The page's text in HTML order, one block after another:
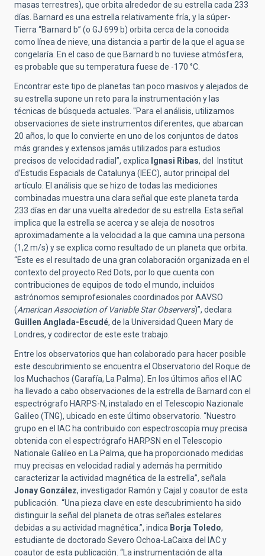
masas terrestres), que orbita alrededor de su estrella cada 233
días. Barnard es una estrella relativamente fría, y la súper-
Tierra “Barnard b” (o GJ 699 b) orbita cerca de la conocida
como línea de nieve, una distancia a partir de la que el agua se
congelaría. En el caso de que Barnard b no tuviese atmósfera,
es probable que su temperatura fuese de -170 °C.
Encontrar este tipo de planetas tan poco masivos y alejados de
su estrella supone un reto para la instrumentación y las
técnicas de búsqueda actuales. "Para el análisis, utilizamos
observaciones de siete instrumentos diferentes, que abarcan
20 años, lo que lo convierte en uno de los conjuntos de datos
más grandes y extensos jamás utilizados para estudios
precisos de velocidad radial”, explica Ignasi Ribas, del Institut
d’Estudis Espacials de Catalunya (IEEC), autor principal del
artículo. El análisis que se hizo de todas las mediciones
combinadas muestra una clara señal que este planeta tarda
233 días en dar una vuelta alrededor de su estrella. Esta señal
implica que la estrella se acerca y se aleja de nosotros
aproximadamente a la velocidad a la que camina una persona
(1,2 m/s) y se explica como resultado de un planeta que orbita.
“Este es el resultado de una gran colaboración organizada en el
contexto del proyecto Red Dots, por lo que cuenta con
contribuciones de equipos de todo el mundo, incluidos
astrónomos semiprofesionales coordinados por AAVSO
(American Association of Variable Star Observers)”, declara
Guillen Anglada-Escudé, de la Universidad Queen Mary de
Londres, y codirector de este este trabajo.
Entre los observatorios que han colaborado para hacer posible
este descubrimiento se encuentra el Observatorio del Roque de
los Muchachos (Garafía, La Palma). En los últimos años el IAC
ha llevado a cabo observaciones de la estrella de Barnard con el
espectrógrafo HARPS-N, instalado en el Telescopio Nazionale
Galileo (TNG), ubicado en este último observatorio. “Nuestro
grupo en el IAC ha contribuido con espectroscopía muy precisa
obtenida con el espectrógrafo HARPSN en el Telescopio
Nationale Galileo en La Palma, que ha proporcionado medidas
muy precisas en velocidad radial y además ha permitido
caracterizar la actividad magnética de la estrella”, señala
Jonay González, investigador Ramón y Cajal y coautor de esta
publicación. “Una pieza clave en este descubrimiento ha sido
distinguir la señal del planeta de otras señales estelares
debidas a su actividad magnética.”, indica Borja Toledo,
estudiante de doctorado Severo Ochoa-LaCaixa del IAC y
coautor de esta publicación. “La instrumentación de alta